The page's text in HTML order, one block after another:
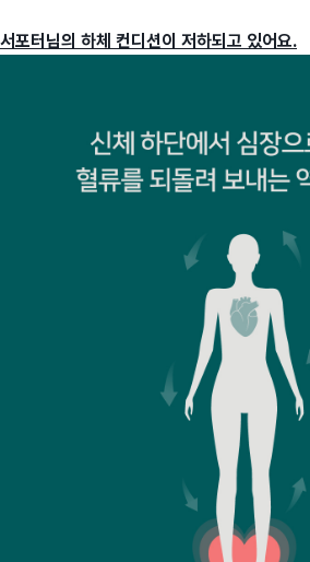
서포터님의 하체 컨디션이 저하되고 있어요.